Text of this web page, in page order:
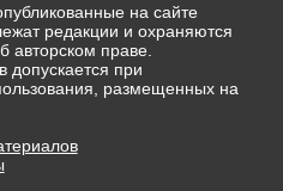
на сайте
редакции и охраняются
авторском праве.
допускается при
размещенных на